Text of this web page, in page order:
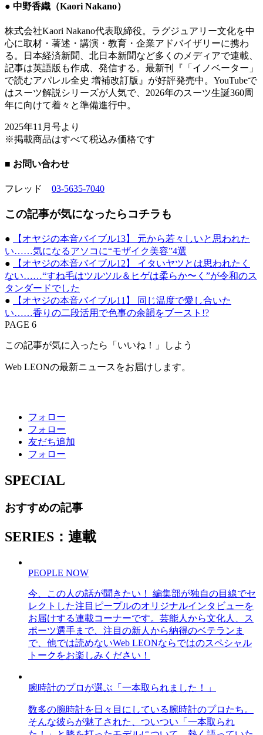
● 中野香織（Kaori Nakano）
株式会社Kaori Nakano代表取締役。ラグジュアリー文化を中
心に取材・著述・講演・教育・企業アドバイザリーに携わ
る。日本経済新聞、北日本新聞など多くのメディアで連載、
記事は英語版も作成、発信する。最新刊『「イノベーター」
で読むアパレル全史 増補改訂版』が好評発売中。YouTubeで
はスーツ解説シリーズが人気で、2026年のスーツ生誕360周
年に向けて着々と準備進行中。
2025年11月号より
※掲載商品はすべて税込み価格です
■ お問い合わせ
フレッド 03-5635-7040
この記事が気になったらコチラも
●
【オヤジの本音バイブル13】 元から若々しいと思われた
い……気になるアソコに“モザイク美容”4選
●
【オヤジの本音バイブル12】 イタいヤツとは思われたく
ない……“すね毛はツルツル＆ヒゲは柔らか〜く”が令和のス
タンダードでした
●
【オヤジの本音バイブル11】 同じ温度で愛し合いた
い……香りの二段活用で色事の余韻をブースト!?
PAGE 6
この記事が気に入ったら「いいね！」しよう
Web LEONの最新ニュースをお届けします。
フォロー
フォロー
友だち追加
フォロー
SPECIAL
おすすめの記事
SERIES：連載
PEOPLE NOW
今、この人の話が聞きたい！ 編集部が独自の目線でセ
レクトした注目ピープルのオリジナルインタビューを
お届けする連載コーナーです。芸能人から文化人、ス
ポーツ選手まで、注目の新人から納得のベテランま
で、他では読めないWeb LEONならではのスペシャル
トークをお楽しみください！
腕時計のプロが選ぶ「一本取られました！」
数多の腕時計を日々目にしている腕時計のプロたち。
そんな彼らが魅了された、ついつい「一本取られ